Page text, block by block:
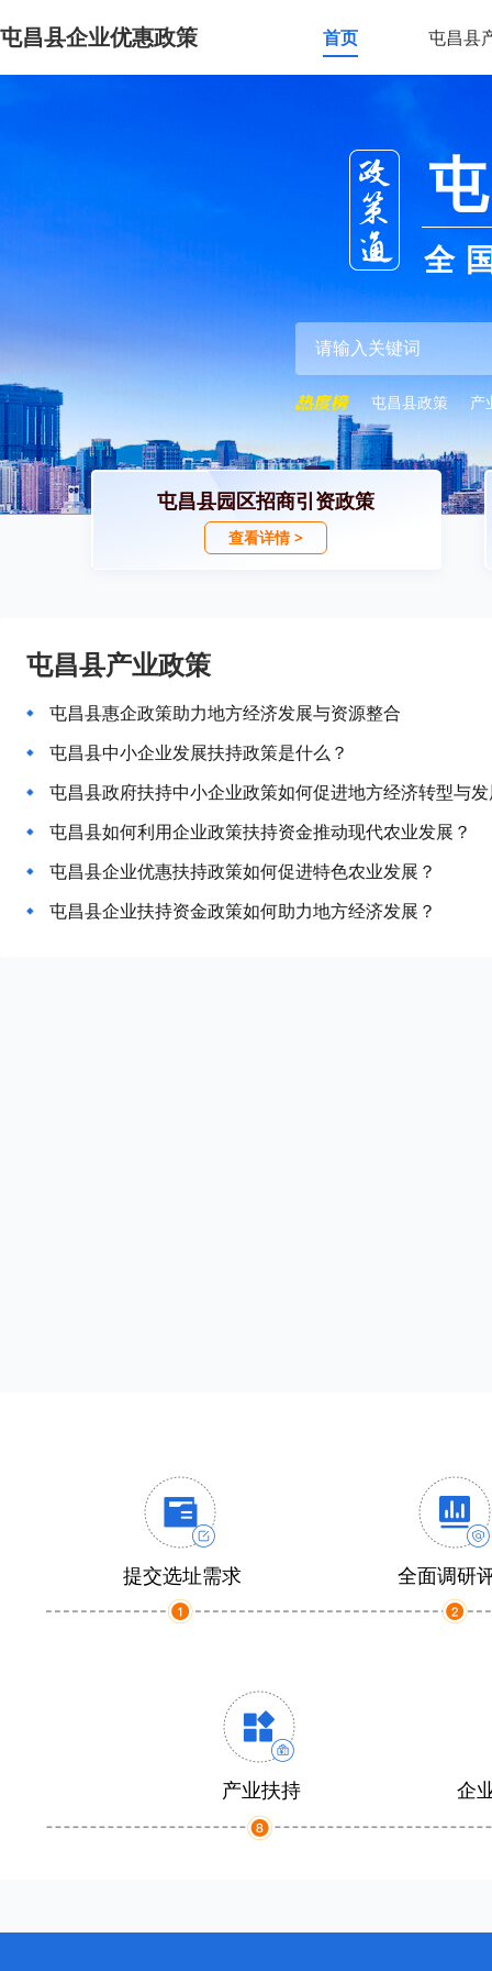
屯昌县企业优惠政策 首页 屯昌县
全
屯昌县政策 产
屯昌县园区招商引资政策
查看详情 >
屯昌县产业政策
屯昌县惠企政策助力地方经济发展与资源整合
屯昌县中小企业发展扶持政策是什么？
屯昌县政府扶持中小企业政策如何促进地方经济转型与
屯昌县如何利用企业政策扶持资金推动现代农业发展？
屯昌县企业优惠扶持政策如何促进特色农业发展？
屯昌县企业扶持资金政策如何助力地方经济发展？
提交选址需求 全面调研
产业扶持 企